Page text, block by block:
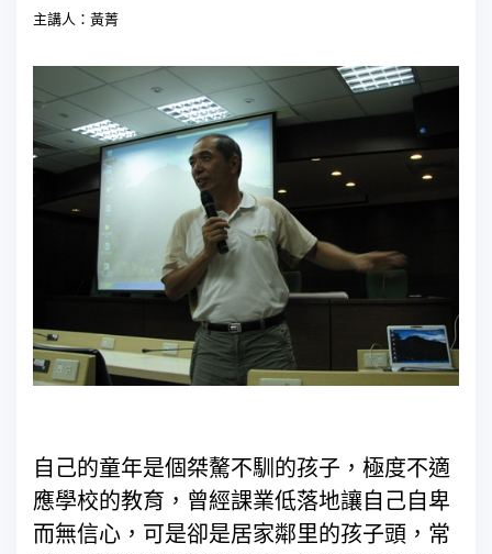
主講人：黃菁
自己的童年是個桀驁不馴的孩子，極度不適
應學校的教育，曾經課業低落地讓自己自卑
而無信心，可是卻是居家鄰里的孩子頭，常